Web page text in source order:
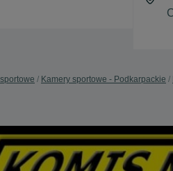
Kamery sportowe - Podkarpackie